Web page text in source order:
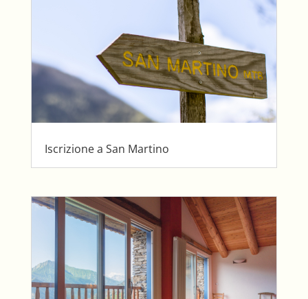
Iscrizione a San Martino